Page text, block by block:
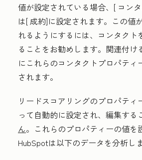
値が設定されている場合、[ コン
は[成約]に設定されます。 この値
れるようにするには、コンタクト
ることをお勧めします。関連付け
にこれらのコンタクトプロパティ
されます。
リードスコアリングのプロパティ
って自動的に設定され、編集する
ん。これらのプロパティーの値を
HubSpotは以下のデータを分析しま